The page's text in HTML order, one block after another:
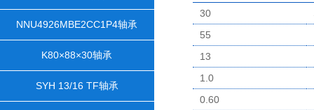
NNU4926MBE2CC1P4轴承
K80×88×30轴承
SYH 13/16 TF轴承
30
55
13
1.0
0.60